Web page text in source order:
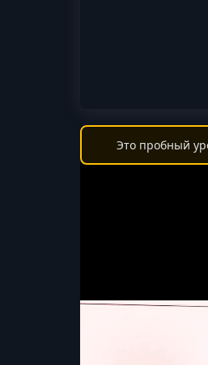
Это пробный